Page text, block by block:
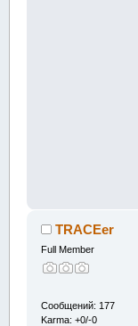
TRACEer
Full Member
Сообщений: 177
Karma: +0/-0